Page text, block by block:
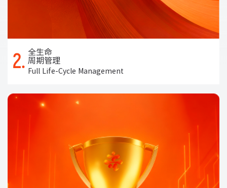
2. 全生命
周期管理
Full Life-Cycle Management